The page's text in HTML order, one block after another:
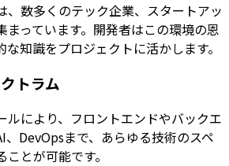
、数多くのテック企業、スタートアッ
まっています。開発者はこの環境の恩
知識をプロジェクトに活かします。
トラム
ルにより、フロントエンドやバックエ
、DevOpsまで、あらゆる技術のスペ
とが可能です。